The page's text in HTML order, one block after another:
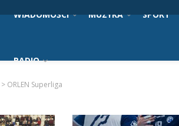
WIADOMOŚCI MUZYKA SPORT
RADIO
> ORLEN Superliga